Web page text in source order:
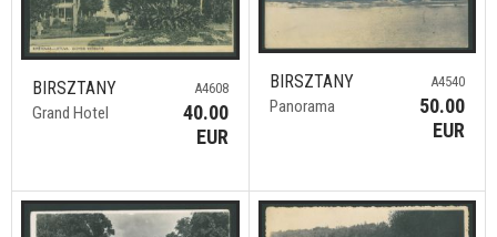
BIRSZTANY
Grand Hotel
A4608
40.00
EUR
BIRSZTANY
Panorama
A4540
50.00
EUR